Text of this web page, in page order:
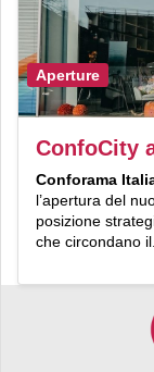
Aperture
ConfoCity
Conforama
l’apertura del
posizione
che circondano